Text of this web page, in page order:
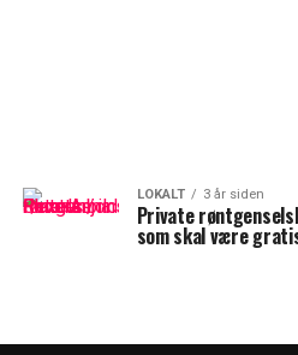
LOKALT 3 år siden
Private
som skal være